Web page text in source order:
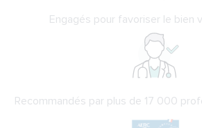
Engagés pour favoriser le bien
Recommandés par plus de 17 000